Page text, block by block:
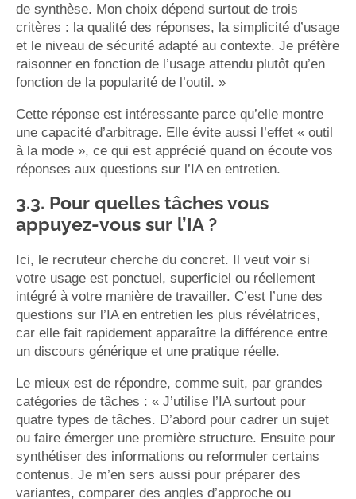
de synthèse. Mon choix dépend surtout de trois
critères : la qualité des réponses, la simplicité d’usage
et le niveau de sécurité adapté au contexte. Je préfère
raisonner en fonction de l’usage attendu plutôt qu’en
fonction de la popularité de l’outil. »
Cette réponse est intéressante parce qu’elle montre
une capacité d’arbitrage. Elle évite aussi l’effet « outil
à la mode », ce qui est apprécié quand on écoute vos
réponses aux questions sur l’IA en entretien.
3.3. Pour quelles tâches vous
appuyez-vous sur l’IA ?
Ici, le recruteur cherche du concret. Il veut voir si
votre usage est ponctuel, superficiel ou réellement
intégré à votre manière de travailler. C’est l’une des
questions sur l’IA en entretien les plus révélatrices,
car elle fait rapidement apparaître la différence entre
un discours générique et une pratique réelle.
Le mieux est de répondre, comme suit, par grandes
catégories de tâches : « J’utilise l’IA surtout pour
quatre types de tâches. D’abord pour cadrer un sujet
ou faire émerger une première structure. Ensuite pour
synthétiser des informations ou reformuler certains
contenus. Je m’en sers aussi pour préparer des
variantes, comparer des angles d’approche ou